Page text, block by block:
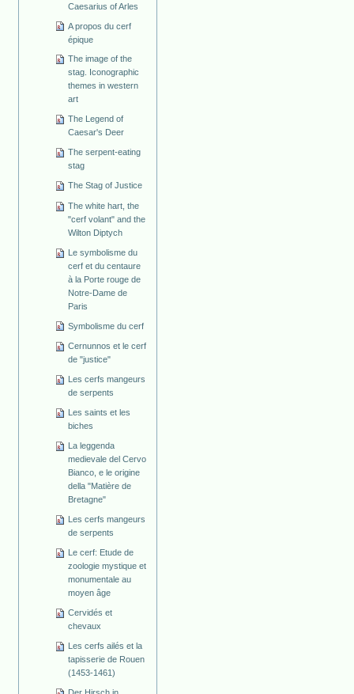
Caesarius of Arles
A propos du cerf
épique
The image of the
stag. Iconographic
themes in western
art
The Legend of
Caesar's Deer
The serpent-eating
stag
The Stag of Justice
The white hart, the
"cerf volant" and the
Wilton Diptych
Le symbolisme du
cerf et du centaure
à la Porte rouge de
Notre-Dame de
Paris
Symbolisme du cerf
Cernunnos et le cerf
de "justice"
Les cerfs mangeurs
de serpents
Les saints et les
biches
La leggenda
medievale del Cervo
Bianco, e le origine
della "Matière de
Bretagne"
Les cerfs mangeurs
de serpents
Le cerf: Etude de
zoologie mystique et
monumentale au
moyen âge
Cervidés et
chevaux
Les cerfs ailés et la
tapisserie de Rouen
(1453-1461)